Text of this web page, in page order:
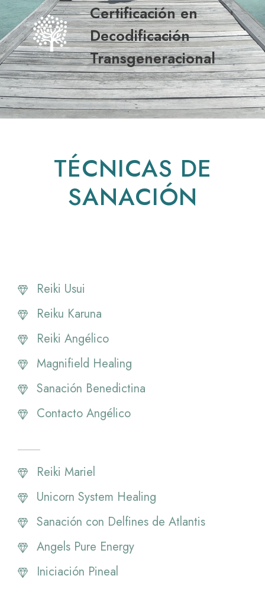
Certificación en
Decodificación
Transgeneracional
TÉCNICAS DE
SANACIÓN
Reiki Usui
Reiku Karuna
Reiki Angélico
Magnifield Healing
Sanación Benedictina
Contacto Angélico
Reiki Mariel
Unicorn System Healing
Sanación con Delfines de Atlantis
Angels Pure Energy
Iniciación Pineal